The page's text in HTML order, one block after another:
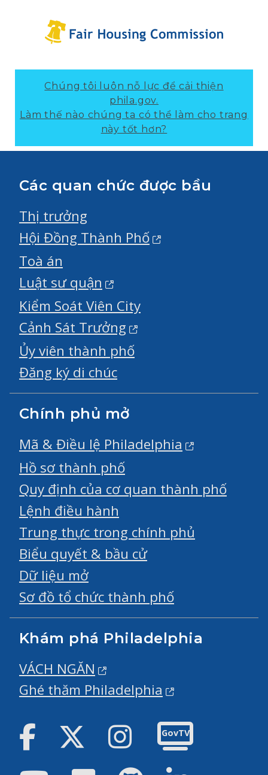
Chúng tôi luôn nỗ lực để cải thiện
phila.gov.
Làm thế nào chúng ta có thể làm cho trang
này tốt hơn?
Các quan chức được bầu
Thị trưởng
Hội Đồng Thành Phố
Toà án
Luật sư quận
Kiểm Soát Viên City
Cảnh Sát Trưởng
Ủy viên thành phố
Đăng ký di chúc
Chính phủ mở
Mã & Điều lệ Philadelphia
Hồ sơ thành phố
Quy định của cơ quan thành phố
Lệnh điều hành
Trung thực trong chính phủ
Biểu quyết & bầu cử
Dữ liệu mở
Sơ đồ tổ chức thành phố
Khám phá Philadelphia
VÁCH NGĂN
Ghé thăm Philadelphia
Facebook Twitter Instagram
GovTV